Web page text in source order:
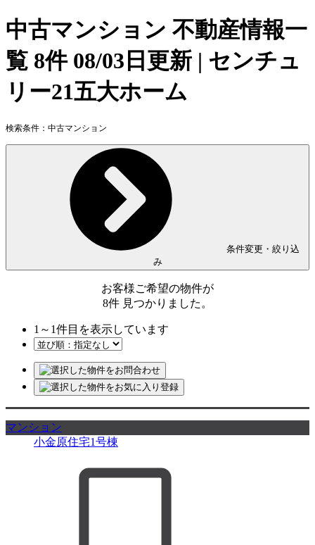
中古マンション 不動産情報一
覧 8件 08/03日更新 | センチュ
リー21五大ホーム
検索条件： 中古マンション
条件変更・絞り込
み
お客様ご希望の物件が
8件 見つかりました。
1 ～ 1件目を表示しています
マンション
小金原住宅1号棟